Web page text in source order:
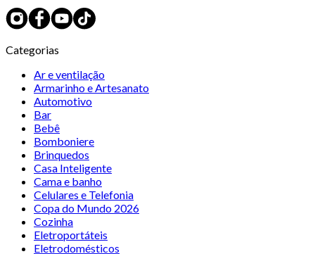
Categorias
Ar e ventilação
Armarinho e Artesanato
Automotivo
Bar
Bebê
Bomboniere
Brinquedos
Casa Inteligente
Cama e banho
Celulares e Telefonia
Copa do Mundo 2026
Cozinha
Eletroportáteis
Eletrodomésticos